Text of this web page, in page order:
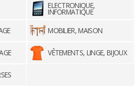
ELECTRONIQUE,
INFORMATIQUE
MOBILIER, MAISON
VÊTEMENTS, LINGE, BIJOUX